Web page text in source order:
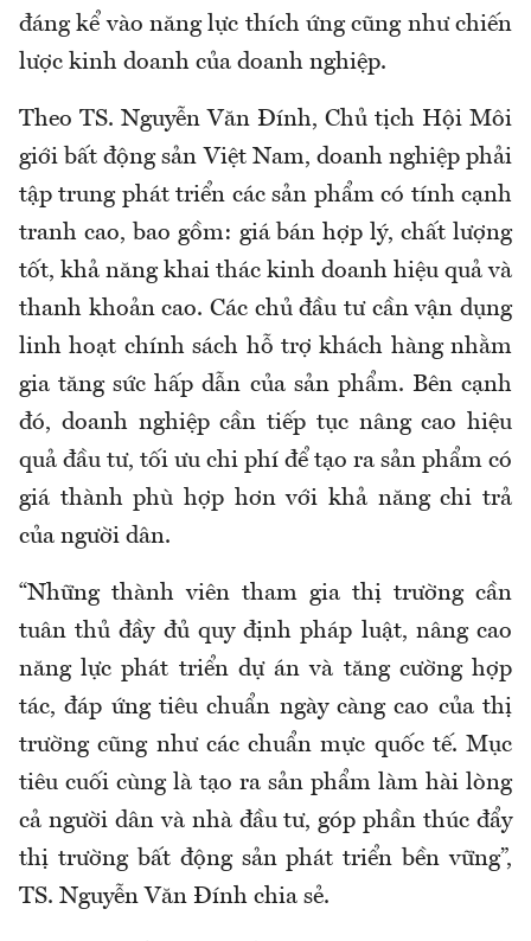
đáng kể vào năng lực thích ứng cũng như chiến
lược kinh doanh của doanh nghiệp.
Theo TS. Nguyễn Văn Đính, Chủ tịch Hội Môi
giới bất động sản Việt Nam, doanh nghiệp phải
tập trung phát triển các sản phẩm có tính cạnh
tranh cao, bao gồm: giá bán hợp lý, chất lượng
tốt, khả năng khai thác kinh doanh hiệu quả và
thanh khoản cao. Các chủ đầu tư cần vận dụng
linh hoạt chính sách hỗ trợ khách hàng nhằm
gia tăng sức hấp dẫn của sản phẩm. Bên cạnh
đó, doanh nghiệp cần tiếp tục nâng cao hiệu
quả đầu tư, tối ưu chi phí để tạo ra sản phẩm có
giá thành phù hợp hơn với khả năng chi trả
của người dân.
“Những thành viên tham gia thị trường cần
tuân thủ đầy đủ quy định pháp luật, nâng cao
năng lực phát triển dự án và tăng cường hợp
tác, đáp ứng tiêu chuẩn ngày càng cao của thị
trường cũng như các chuẩn mực quốc tế. Mục
tiêu cuối cùng là tạo ra sản phẩm làm hài lòng
cả người dân và nhà đầu tư, góp phần thúc đẩy
thị trường bất động sản phát triển bền vững”,
TS. Nguyễn Văn Đính chia sẻ.